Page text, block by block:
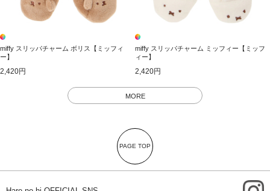
miffy スリッパチャーム ボリス【ミッフィ
ー】
2,420円
miffy スリッパチャーム ミッフィー【ミッフ
ィー】
2,420円
MORE
PAGE TOP